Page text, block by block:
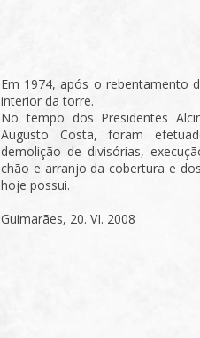
Em 1974, após o rebentamento
interior da torre.
No tempo dos Presidentes
Augusto Costa, foram
demolição de divisórias,
chão e arranjo da cobertura e
hoje possui.
Guimarães, 20. VI. 2008